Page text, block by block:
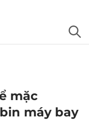
mặc
máy bay